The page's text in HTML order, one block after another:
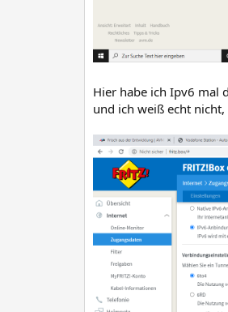
Hier habe ich Ipv6 mal
und ich weiß echt